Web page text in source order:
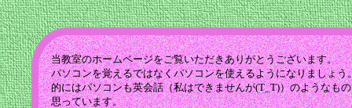
当教室のホームページをご覧いただきありがとうございます。
パソコンを覚えるではなくパソコンを使えるようになりましょう
的にはパソコンも英会話（私はできませんが(T_T)）のようなも
思っています。